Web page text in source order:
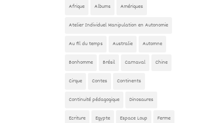
Afrique Albums Amériques
Atelier Individuel Manipulation en Autonomie
Au fil du temps Australie Automne
Bonhomme Brésil Carnaval Chine
Cirque Contes Continents
Continuité pédagogique Dinosaures
Ecriture Egypte Espace Loup Ferme